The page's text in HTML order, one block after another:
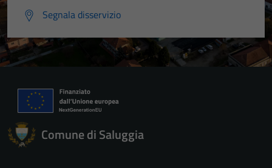
Segnala disservizio
Comune di Saluggia